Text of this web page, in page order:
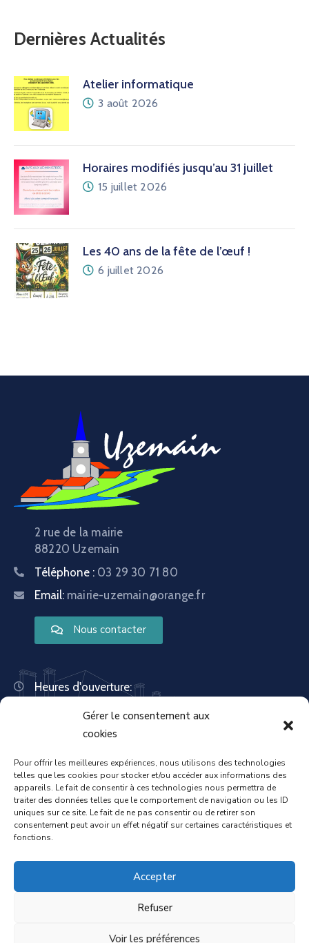
Gérer le consentement aux
cookies
Pour offrir les meilleures expériences, nous utilisons des technologies
telles que les cookies pour stocker et/ou accéder aux informations des
appareils. Le fait de consentir à ces technologies nous permettra de
traiter des données telles que le comportement de navigation ou les ID
uniques sur ce site. Le fait de ne pas consentir ou de retirer son
consentement peut avoir un effet négatif sur certaines caractéristiques et
fonctions.
Accepter
Refuser
Voir les préférences
Dernières Actualités
Atelier informatique
3 août 2026
Horaires modifiés jusqu’au 31 juillet
15 juillet 2026
Les 40 ans de la fête de l’œuf !
6 juillet 2026
2 rue de la mairie
88220 Uzemain
Téléphone : 03 29 30 71 80
Email: mairie-uzemain@orange.fr
Nous contacter
Heures d'ouverture:
Mardi : 13:30 – 18:00
Mercredi : 08:30 – 12:00 | 14:00 – 17:00
Vendredi : 08:30 – 12:00 | 14:00 – 17:00
Samedi : Fermée
Dimanche : Fermée
Mentions légales